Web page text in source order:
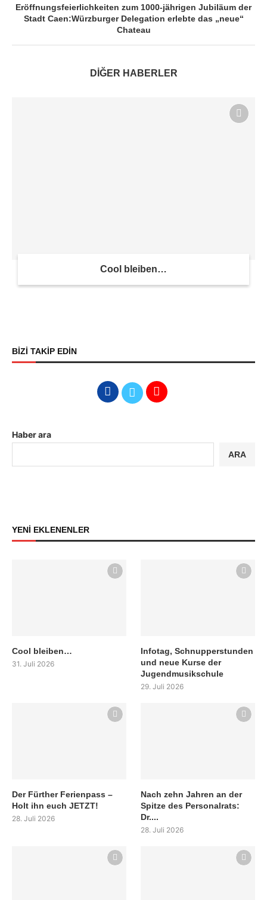
Eröffnungsfeierlichkeiten zum 1000-jährigen Jubiläum der
Stadt Caen:Würzburger Delegation erlebte das „neue“
Chateau
DİĞER HABERLER
Cool bleiben…
BİZİ TAKİP EDİN
Haber ara
ARA
YENİ EKLENENLER
Cool bleiben…
31. Juli 2026
Infotag, Schnupperstunden
und neue Kurse der
Jugendmusikschule
29. Juli 2026
Der Fürther Ferienpass –
Holt ihn euch JETZT!
28. Juli 2026
Nach zehn Jahren an der
Spitze des Personalrats:
Dr....
28. Juli 2026